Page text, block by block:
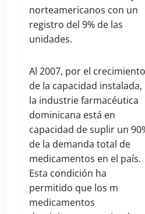
norteamericanos con un
registro del 9% de las
unidades.
Al 2007, por el crecimiento
de la capacidad instalada,
la industrie farmacéutica
dominicana está en
capacidad de suplir un
de la demanda total de
medicamentos en el país.
Esta condición ha
permitido que los m
medicamentos